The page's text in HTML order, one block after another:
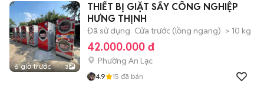
6 giờ trước 3
THIẾT BỊ GIẶT SẤY CÔNG NGHIỆP
HƯNG THỊNH
Đã sử dụng Cửa trước (lồng ngang) > 10 kg
42.000.000 đ
Phường An Lạc
4.9 15 đã bán